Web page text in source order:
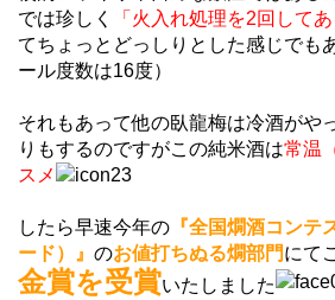
では珍しく
「火入れ処理を2回してあ
てちょっとどっしりとした感じでも
ール度数は16度）
それもあって他の臥龍梅は冷酒がや
りもするのですがこの純米酒は常温
スメ
したら早速今年の 『全国燗酒コンテ
ード）』 のお値打ちぬる燗部門にて
金賞を受賞いたしました